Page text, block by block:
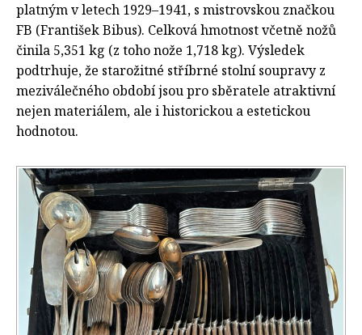
platným v letech 1929–1941, s mistrovskou značkou
FB (František Bibus). Celková hmotnost včetně nožů
činila 5,351 kg (z toho nože 1,718 kg). Výsledek
podtrhuje, že starožitné stříbrné stolní soupravy z
meziválečného období jsou pro sběratele atraktivní
nejen materiálem, ale i historickou a estetickou
hodnotou.